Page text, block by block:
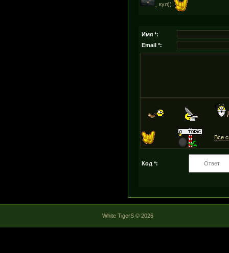
кул))
Имя *:
Email *:
Все
Код *:
White TigerS © 2026